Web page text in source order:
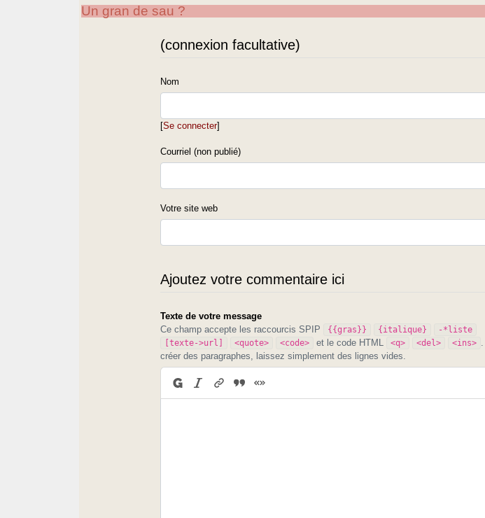
Un gran de sau ?
(connexion facultative)
Nom
[Se connecter]
Courriel (non publié)
Votre site web
Ajoutez votre commentaire ici
Texte de votre message
Ce champ accepte les raccourcis SPIP
{{gras}} {italique}
-*liste
[texte->url]
<quote> <code> et le code HTML <q> <del> <ins>
créer des paragraphes, laissez simplement des lignes vides.